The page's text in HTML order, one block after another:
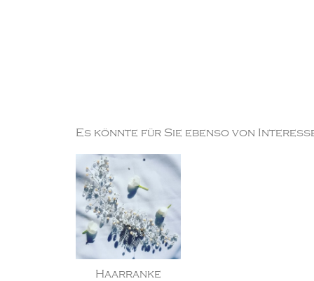
Es könnte für Sie ebenso von
Haarranke